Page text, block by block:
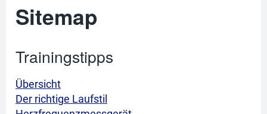
Sitemap
Trainingstipps
Übersicht
Der richtige Laufstil